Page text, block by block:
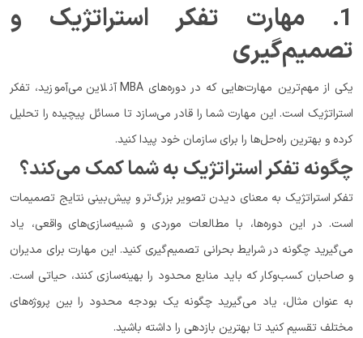
1. مهارت تفکر استراتژیک و
تصمیم‌گیری
یکی از مهم‌ترین مهارت‌هایی که در دوره‌های MBA آنلاین می‌آموزید، تفکر
استراتژیک است. این مهارت شما را قادر می‌سازد تا مسائل پیچیده را تحلیل
کرده و بهترین راه‌حل‌ها را برای سازمان خود پیدا کنید.
چگونه تفکر استراتژیک به شما کمک می‌کند؟
تفکر استراتژیک به معنای دیدن تصویر بزرگ‌تر و پیش‌بینی نتایج تصمیمات
است. در این دوره‌ها، با مطالعات موردی و شبیه‌سازی‌های واقعی، یاد
می‌گیرید چگونه در شرایط بحرانی تصمیم‌گیری کنید. این مهارت برای مدیران
و صاحبان کسب‌وکار که باید منابع محدود را بهینه‌سازی کنند، حیاتی است.
به عنوان مثال، یاد می‌گیرید چگونه یک بودجه محدود را بین پروژه‌های
مختلف تقسیم کنید تا بهترین بازدهی را داشته باشید.